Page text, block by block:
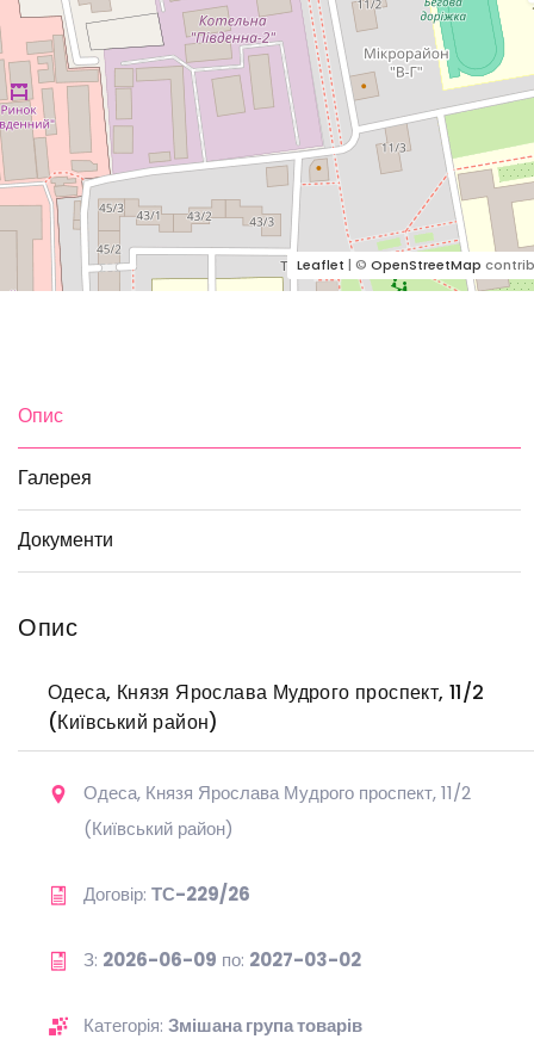
Leaflet | © OpenStreetMap
Опис
Галерея
Документи
Опис
Одеса, Князя Ярослава Мудрого проспект, 11/2
(Київський район)
Одеса, Князя Ярослава Мудрого проспект, 11/2
(Київський район)
Договір: ТС-229/26
З: 2026-06-09 по: 2027-03-02
Категорія: Змішана група товарів